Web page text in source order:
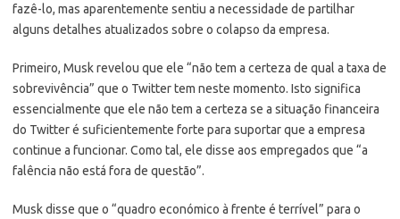
fazê-lo, mas aparentemente sentiu a necessidade de partilhar
alguns detalhes atualizados sobre o colapso da empresa.
Primeiro, Musk revelou que ele “não tem a certeza de qual a taxa de
sobrevivência” que o Twitter tem neste momento. Isto significa
essencialmente que ele não tem a certeza se a situação financeira
do Twitter é suficientemente forte para suportar que a empresa
continue a funcionar. Como tal, ele disse aos empregados que “a
falência não está fora de questão”.
Musk disse que o “quadro económico à frente é terrível” para o